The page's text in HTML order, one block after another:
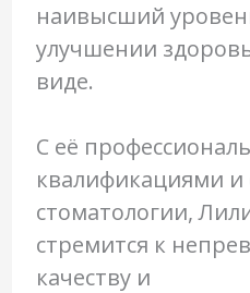
наивысший
улучшении
виде.
С её
квалификациями и
стоматологии,
стремится к
качеству и